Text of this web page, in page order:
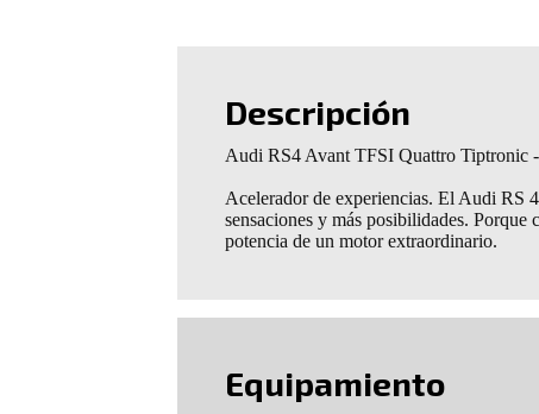
Descripción
Audi RS4 Avant TFSI Quattro Tiptronic
Acelerador de experiencias. El Audi RS
sensaciones y más posibilidades.
potencia de un motor extraordinario.
Equipamiento